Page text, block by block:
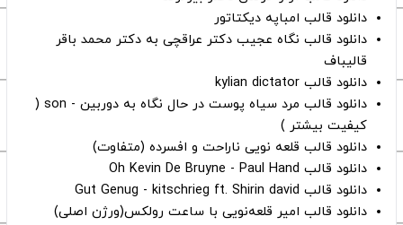
دانلود قالب امباپه دیکتاتور
دانلود قالب نگاه عجیب دکتر عراقچی به دکتر محمد باقر
قالیباف
دانلود قالب kylian dictator
دانلود قالب مرد سیاه پوست در حال نگاه به دوربین - son (
کیفیت بیشتر )
دانلود قالب قلعه نویی ناراحت و افسرده (متفاوت)
دانلود قالب Oh Kevin De Bruyne - Paul Hand
دانلود قالب Gut Genug - kitschrieg ft. Shirin david
دانلود قالب امیر قلعه‌نویی با ساعت رولکس(ورژن اصلی)